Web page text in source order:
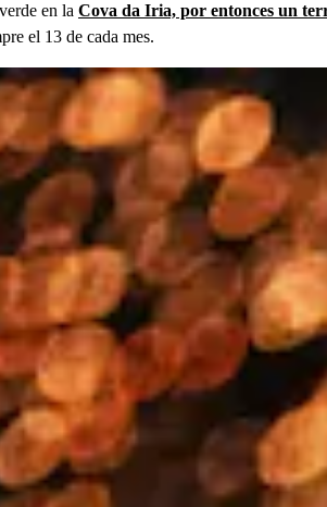
en la Cova da Iria, por entonces un
el 13 de cada mes.